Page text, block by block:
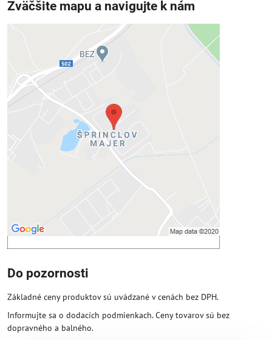
Zväčšite mapu a navigujte k nám
Externý obsah je blokovaný
Prajete si načítať externý obsah?
Povoliť tentokrát
Povoliť a zapamätať - súhlas s druhom
cookie: Funkčné
Otvoriť obsah v novom okne
Do pozornosti
Základné ceny produktov sú uvádzané v cenách bez DPH.
Informujte sa o dodacích podmienkach. Ceny tovarov sú bez
dopravného a balného.